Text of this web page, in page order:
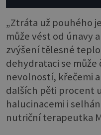
„Ztráta už pouhého
může vést od únavy
zvýšení tělesné
dehydrataci se
nevolností, křečemi
dalších pěti procent
halucinacemi i
nutriční terapeutka